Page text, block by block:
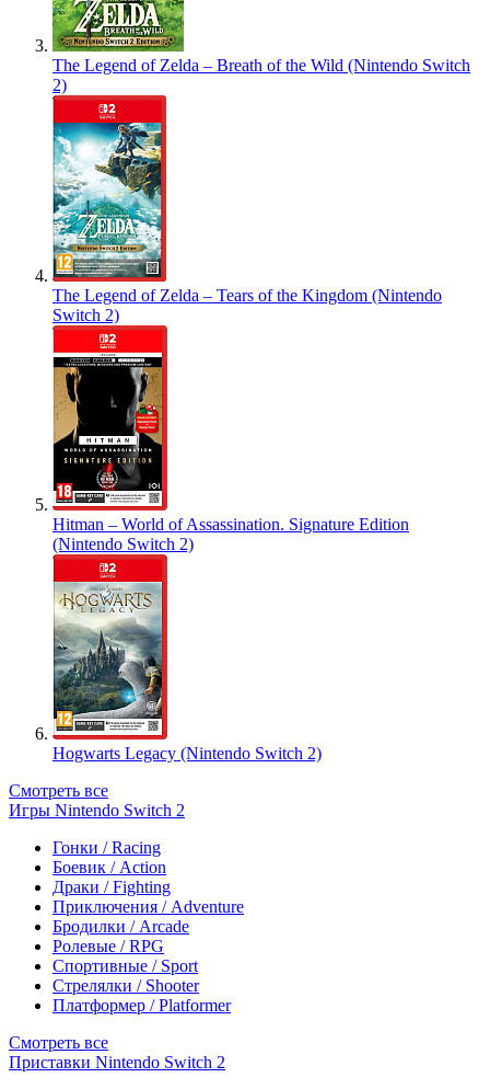
The Legend of Zelda – Breath of the Wild (Nintendo Switch
2)
The Legend of Zelda – Tears of the Kingdom (Nintendo
Switch 2)
Hitman – World of Assassination. Signature Edition
(Nintendo Switch 2)
Hogwarts Legacy (Nintendo Switch 2)
Смотреть все
Игры Nintendo Switch 2
Гонки / Racing
Боевик / Action
Драки / Fighting
Приключения / Adventure
Бродилки / Arcade
Ролевые / RPG
Спортивные / Sport
Стрелялки / Shooter
Платформер / Platformer
Смотреть все
Приставки Nintendo Switch 2